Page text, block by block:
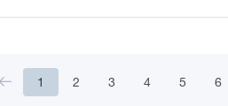
1 2 3 4 5 6